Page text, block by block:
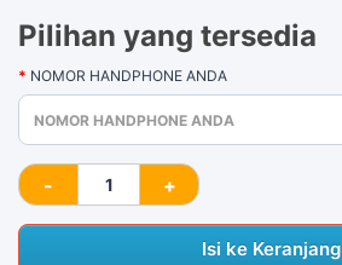
Pilihan yang tersedia
NOMOR HANDPHONE ANDA
Isi ke Keranjang